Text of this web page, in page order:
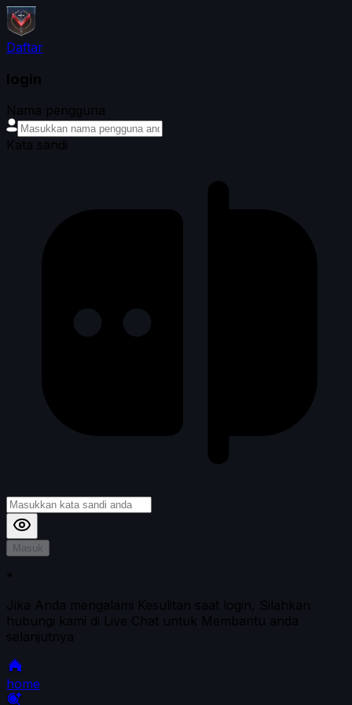
Daftar
login
Nama pengguna
Kata sandi
Masuk
*
Jika Anda mengalami Kesulitan saat login, Silahkan
hubungi kami di Live Chat untuk Membantu anda
selanjutnya
home